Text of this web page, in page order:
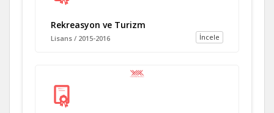
Rekreasyon ve Turizm
İncele
Lisans / 2015-2016